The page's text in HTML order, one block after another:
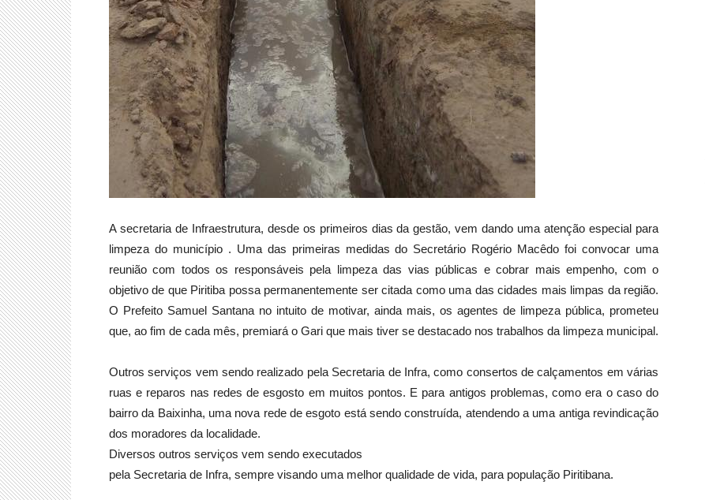
A secretaria de Infraestrutura, desde os primeiros dias da gestão, vem dando uma atenção especial para
limpeza do município . Uma das primeiras medidas do Secretário Rogério Macêdo foi convocar uma
reunião com todos os responsáveis pela limpeza das vias públicas e cobrar mais empenho, com o
objetivo de que Piritiba possa permanentemente ser citada como uma das cidades mais limpas da região.
O Prefeito Samuel Santana no intuito de motivar, ainda mais, os agentes de limpeza pública, prometeu
que, ao fim de cada mês, premiará o Gari que mais tiver se destacado nos trabalhos da limpeza municipal.
Outros serviços vem sendo realizado pela Secretaria de Infra, como consertos de calçamentos em várias
ruas e reparos nas redes de esgosto em muitos pontos. E para antigos problemas, como era o caso do
bairro da Baixinha, uma nova rede de esgoto está sendo construída, atendendo a uma antiga revindicação
dos moradores da localidade.
Diversos outros serviços vem sendo executados
pela Secretaria de Infra, sempre visando uma melhor qualidade de vida, para população Piritibana.